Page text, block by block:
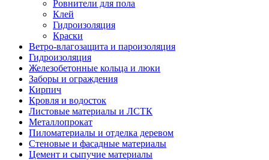
Ровнители для пола
Клей
Гидроизоляция
Краски
Ветро-влагозащита и пароизоляция
Гидроизоляция
Железобетонные кольца и люки
Заборы и ограждения
Кирпич
Кровля и водосток
Листовые материалы и ЛСТК
Металлопрокат
Пиломатериалы и отделка деревом
Стеновые и фасадные материалы
Цемент и сыпучие материалы